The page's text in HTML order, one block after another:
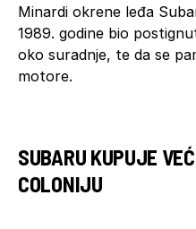
Minardi okrene leđa
1989. godine bio
oko suradnje, te da se
motore.
SUBARU KUPUJE
COLONIJU